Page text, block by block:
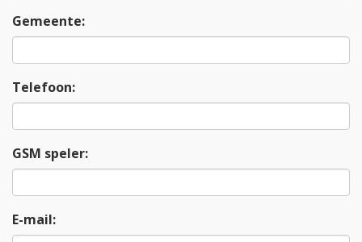
Gemeente:
Telefoon:
GSM speler:
E-mail: